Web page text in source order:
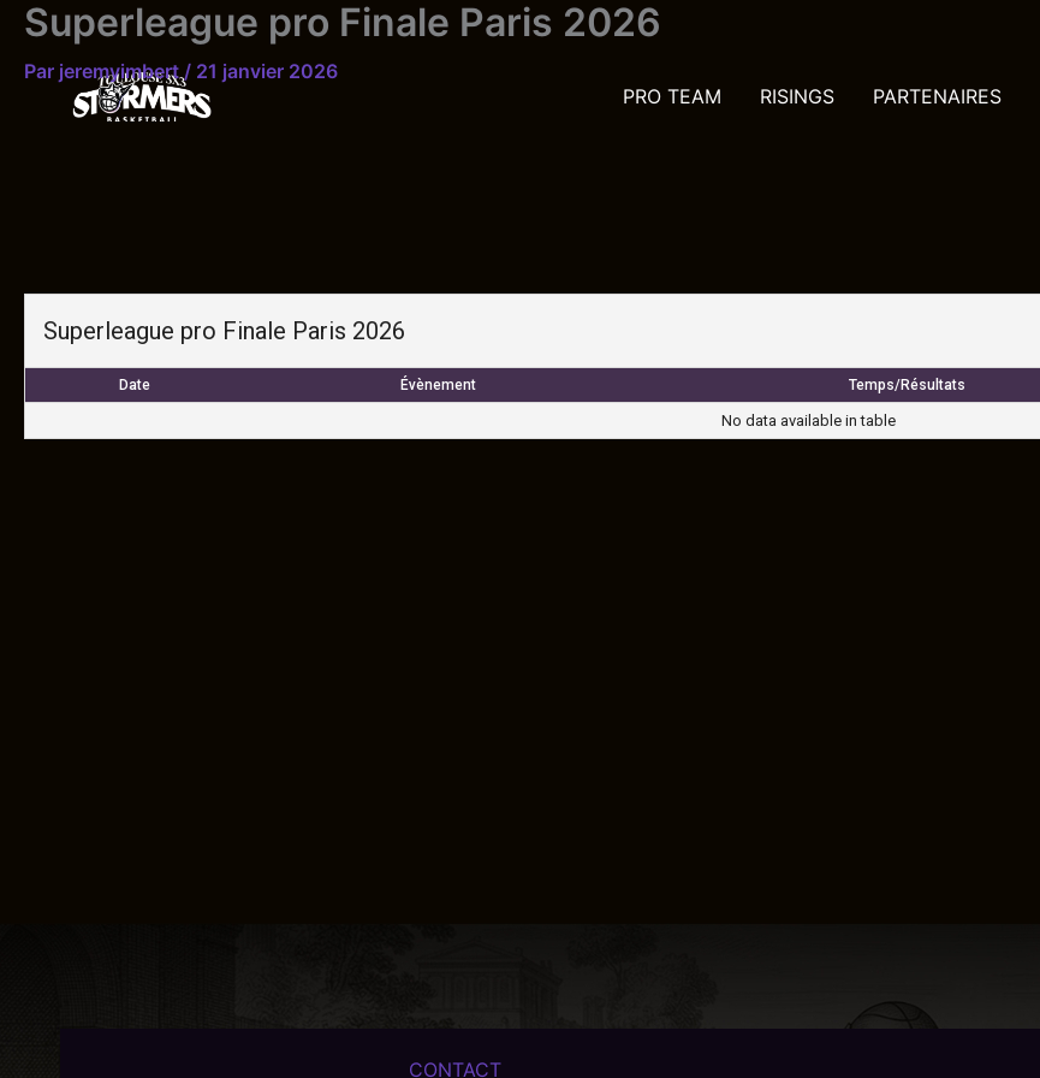
Aller
contenu
PRO TEAM
RISINGS PARTENAIRES
Superleague pro Finale Paris 2026
Par jeremyimbert/ 21 janvier 2026
Superleague pro Finale Paris 2026
Date Évènement Temps/Résultats
No data available in table
CONTACT